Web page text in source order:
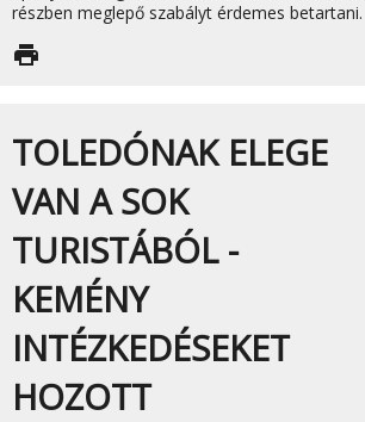
részben meglepő szabályt érdemes betartani.
print
TOLEDÓNAK ELEGE
VAN A SOK
TURISTÁBÓL -
KEMÉNY
INTÉZKEDÉSEKET
HOZOTT